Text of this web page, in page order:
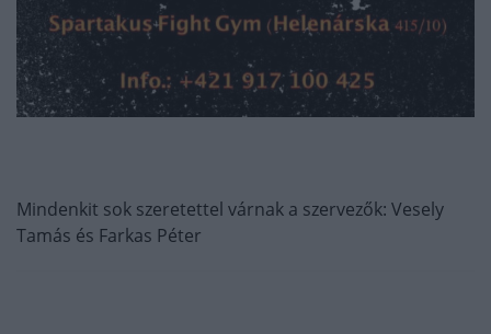
Mindenkit sok szeretettel várnak a szervezők: Vesely
Tamás és Farkas Péter